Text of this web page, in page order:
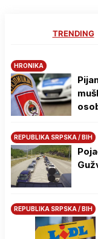
TRENDING
HRONIKA
REPUBLIKA SRPSKA / BIH
REPUBLIKA SRPSKA / BIH